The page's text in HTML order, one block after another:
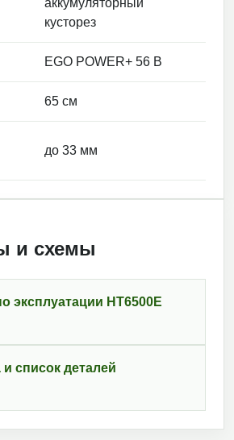
кусторез
EGO POWER+ 56 В
65 см
до 33 мм
и схемы
эксплуатации HT6500E
список деталей